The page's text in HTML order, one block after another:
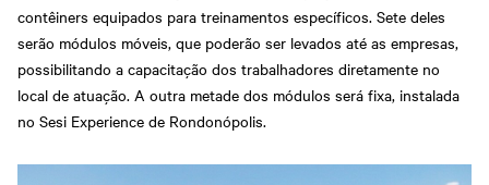
contêiners equipados para treinamentos específicos. Sete deles
serão módulos móveis, que poderão ser levados até as empresas,
possibilitando a capacitação dos trabalhadores diretamente no
local de atuação. A outra metade dos módulos será fixa, instalada
no Sesi Experience de Rondonópolis.